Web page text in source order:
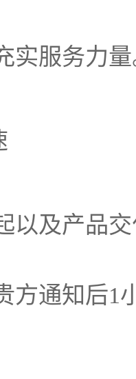
实服务力
以及产品
方通知后1